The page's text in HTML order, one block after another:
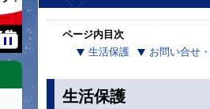
ページ内目次
生活保護
お問い合せ
生活保護
停